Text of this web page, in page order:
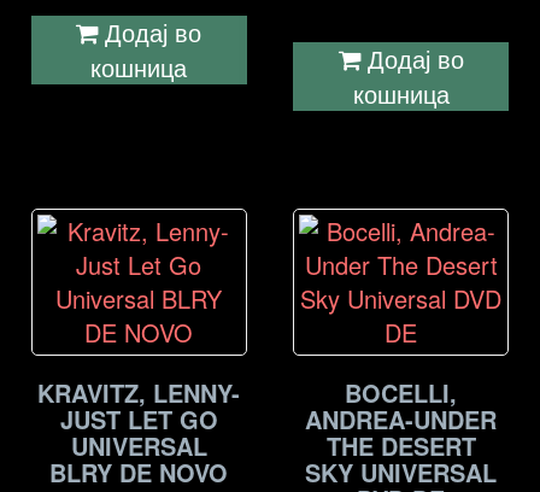
Додај во
кошница
Додај во
кошница
KRAVITZ, LENNY-
JUST LET GO
UNIVERSAL
BLRY DE NOVO
BOCELLI,
ANDREA-UNDER
THE DESERT
SKY UNIVERSAL